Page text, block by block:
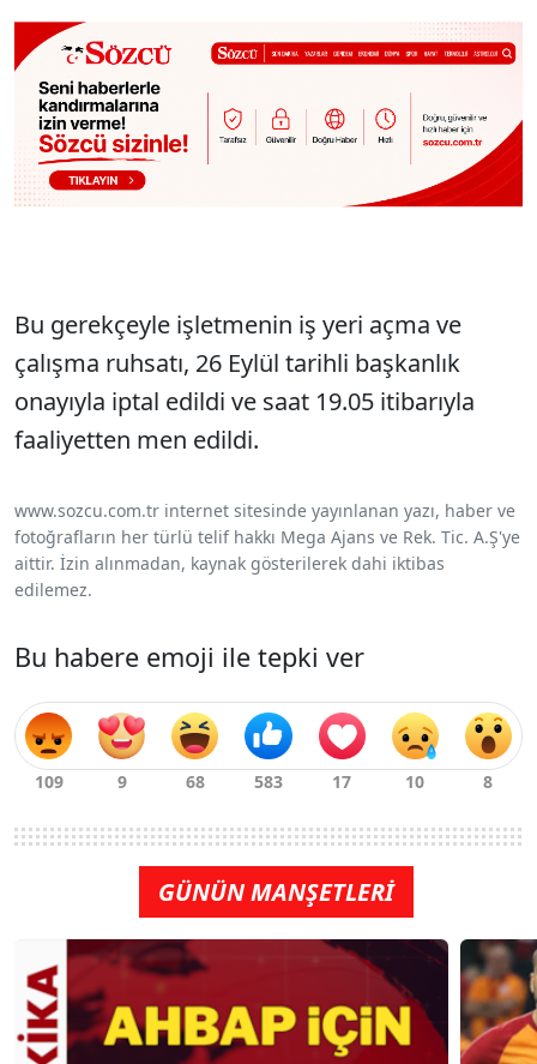
Bu gerekçeyle işletmenin iş yeri açma ve
çalışma ruhsatı, 26 Eylül tarihli başkanlık
onayıyla iptal edildi ve saat 19.05 itibarıyla
faaliyetten men edildi.
www.sozcu.com.tr internet sitesinde yayınlanan yazı, haber ve
fotoğrafların her türlü telif hakkı Mega Ajans ve Rek. Tic. A.Ş'ye
aittir. İzin alınmadan, kaynak gösterilerek dahi iktibas
edilemez.
Bu habere emoji ile tepki ver
GÜNÜN MANŞETLERİ